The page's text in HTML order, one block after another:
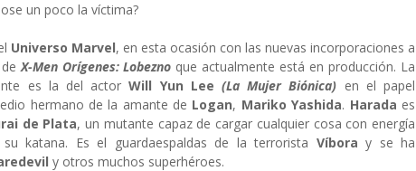
un poco la víctima?
Universo Marvel, en esta ocasión con las nuevas incorporaciones a
deX-Men Orígenes: Lobezno que actualmente está en producción. La
es la del actorWill Yun Lee(La Mujer Biónica) en el papel
hermano de la amante de Logan, Mariko Yashida. Harada es
de Plata, un mutante capaz de cargar cualquier cosa con energía
katana. Es el guardaespaldas de la terrorista Víboray se ha
y otros muchos superhéroes.